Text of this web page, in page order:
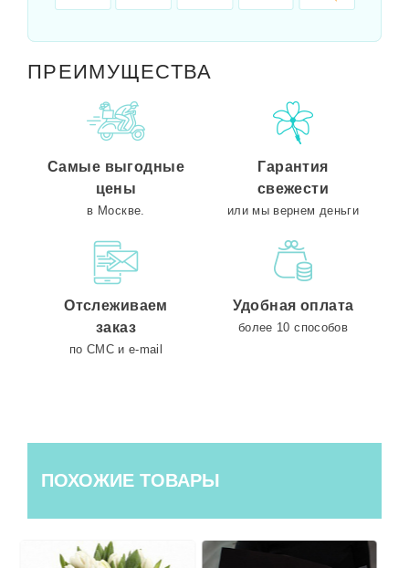
ПРЕИМУЩЕСТВА
Самые выгодные
цены
в Москве.
Гарантия
свежести
или мы вернем деньги
Отслеживаем
заказ
по СМС и e-mail
Удобная оплата
более 10 способов
ПОХОЖИЕ ТОВАРЫ